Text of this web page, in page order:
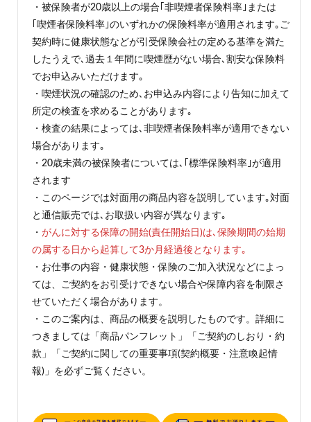
・被保険者が20歳以上の場合｢非喫煙者保険料率｣または
｢喫煙者保険料率｣のいずれかの保険料率が適用されます｡ご
契約時に健康状態などが引受保険会社の定める基準を満た
したうえで､過去１年間に喫煙歴がない場合､割安な保険料
でお申込みいただけます｡
・喫煙状況の確認のため､お申込み内容により告知に加えて
所定の検査を求めることがあります｡
・検査の結果によっては､非喫煙者保険料率が適用できない
場合があります｡
・20歳未満の被保険者については､｢標準保険料率｣が適用
されます
・このページでは対面用の商品内容を説明しています｡対面
と通信販売では､お取扱い内容が異なります｡
・ がんに対する保障の開始(責任開始日)は､保険期間の始期
の属する日から起算して3か月経過後となります｡
・お仕事の内容・健康状態・保険のご加入状況などによっ
ては、ご契約をお引受けできない場合や保障内容を制限さ
せていただく場合があります。
・このご案内は、商品の概要を説明したものです。詳細に
つきましては「商品パンフレット」「ご契約のしおり・約
款」「ご契約に関しての重要事項(契約概要・注意喚起情
報)」を必ずご覧ください。